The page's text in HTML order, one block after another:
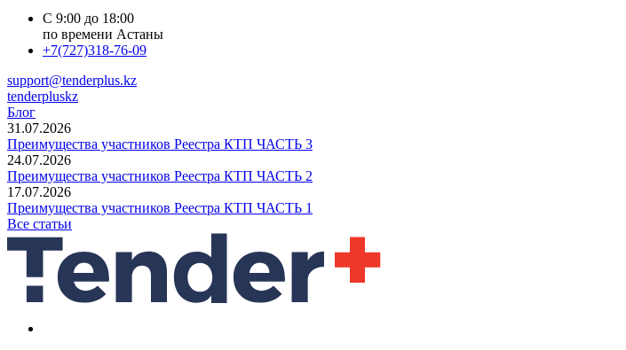
С 9:00 до 18:00
по времени Астаны
+7(727)318-76-09
support@tenderplus.kz
tenderpluskz
Блог
31.07.2026
Преимущества участников Реестра КТП ЧАСТЬ 3
24.07.2026
Преимущества участников Реестра КТП ЧАСТЬ 2
17.07.2026
Преимущества участников Реестра КТП ЧАСТЬ 1
Все статьи